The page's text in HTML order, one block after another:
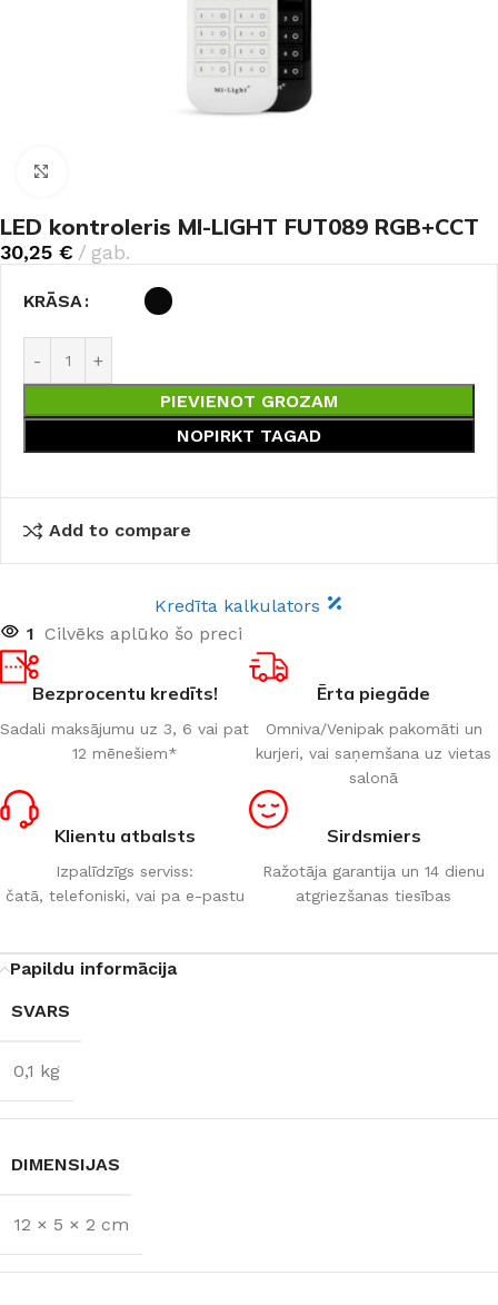
LED kontroleris MI-LIGHT FUT089 RGB+CCT
30,25 € gab.
KRĀSA
PIEVIENOT GROZAM
NOPIRKT TAGAD
Add to compare
Kredīta kalkulators
1 Cilvēks aplūko šo preci
Bezprocentu kredīts!
Sadali maksājumu uz 3, 6 vai pat
12 mēnešiem*
Ērta piegāde
Omniva/Venipak pakomāti un
kurjeri, vai saņemšana uz vietas
salonā
Klientu atbalsts
Izpalīdzīgs serviss:
čatā, telefoniski, vai pa e-pastu
Sirdsmiers
Ražotāja garantija un 14 dienu
atgriezšanas tiesības
Papildu informācija
SVARS
0,1 kg
DIMENSIJAS
12 × 5 × 2 cm